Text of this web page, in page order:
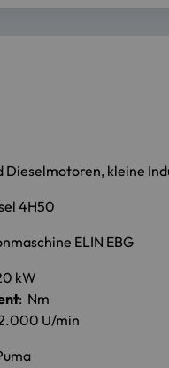
Dieselmotoren, kleine
4H50
ELIN EBG
kW
: Nm
U/min